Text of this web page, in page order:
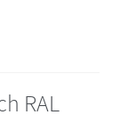
RAL